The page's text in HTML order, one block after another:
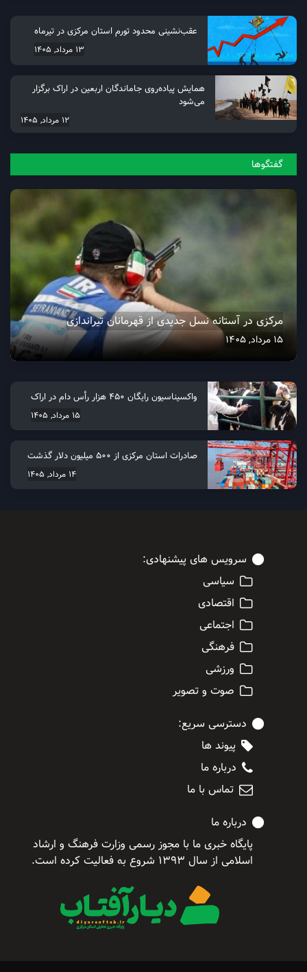
عقب‌نشینی محدود تورم استان مرکزی در تیرماه
13 مرداد, 1405
همایش پیاده‌روی جاماندگان اربعین در اراک برگزار
می‌شود
12 مرداد, 1405
گفتگو‌ها
مرکزی در آستانه نسل جدیدی از قهرمانان تیراندازی
15 مرداد, 1405
واکسیناسیون رایگان ۴۵۰ هزار رأس دام در اراک
15 مرداد, 1405
صادرات استان مرکزی از 500 میلیون دلار گذشت
14 مرداد, 1405
سرویس های پیشنهادی:
سیاسی
اقتصادی
اجتماعی
فرهنگی
ورزشی
صوت و تصویر
دسترسی سریع:
پیوند ها
درباره ما
تماس با ما
درباره ما
پایگاه خبری ما با مجوز رسمی وزارت فرهنگ و ارشاد
اسلامی از سال ۱۳۹۳ شروع به فعالیت کرده است.